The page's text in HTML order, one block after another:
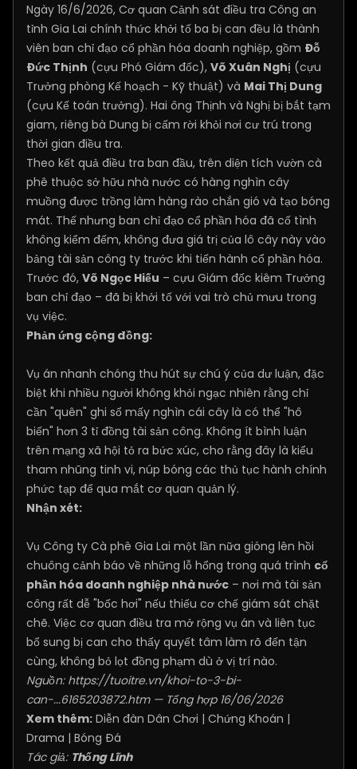
Ngày 16/6/2026, Cơ quan Cảnh sát điều tra Công an
tỉnh Gia Lai chính thức khởi tố ba bị can đều là thành
viên ban chỉ đạo cổ phần hóa doanh nghiệp, gồm Đỗ
Đức Thịnh (cựu Phó Giám đốc), Võ Xuân Nghị (cựu
Trưởng phòng Kế hoạch - Kỹ thuật) và Mai Thị Dung
(cựu Kế toán trưởng). Hai ông Thịnh và Nghị bị bắt tạm
giam, riêng bà Dung bị cấm rời khỏi nơi cư trú trong
thời gian điều tra.
Theo kết quả điều tra ban đầu, trên diện tích vườn cà
phê thuộc sở hữu nhà nước có hàng nghìn cây
muồng được trồng làm hàng rào chắn gió và tạo bóng
mát. Thế nhưng ban chỉ đạo cổ phần hóa đã cố tình
không kiểm đếm, không đưa giá trị của lô cây này vào
bảng tài sản công ty trước khi tiến hành cổ phần hóa.
Trước đó, Võ Ngọc Hiếu – cựu Giám đốc kiêm Trưởng
ban chỉ đạo – đã bị khởi tố với vai trò chủ mưu trong
vụ việc.
Phản ứng cộng đồng:
Vụ án nhanh chóng thu hút sự chú ý của dư luận, đặc
biệt khi nhiều người không khỏi ngạc nhiên rằng chỉ
cần "quên" ghi sổ mấy nghìn cái cây là có thể "hô
biến" hơn 3 tỉ đồng tài sản công. Không ít bình luận
trên mạng xã hội tỏ ra bức xúc, cho rằng đây là kiểu
tham nhũng tinh vi, núp bóng các thủ tục hành chính
phức tạp để qua mắt cơ quan quản lý.
Nhận xét:
Vụ Công ty Cà phê Gia Lai một lần nữa gióng lên hồi
chuông cảnh báo về những lỗ hổng trong quá trình cổ
phần hóa doanh nghiệp nhà nước – nơi mà tài sản
công rất dễ "bốc hơi" nếu thiếu cơ chế giám sát chặt
chẽ. Việc cơ quan điều tra mở rộng vụ án và liên tục
bổ sung bị can cho thấy quyết tâm làm rõ đến tận
cùng, không bỏ lọt đồng phạm dù ở vị trí nào.
Nguồn: https://tuoitre.vn/khoi-to-3-bi-
can-...6165203872.htm— Tổng hợp 16/06/2026
Xem thêm: Diễn đàn Dân Chơi | Chứng Khoán |
Drama | Bóng Đá
Tác giả: Thống Lĩnh